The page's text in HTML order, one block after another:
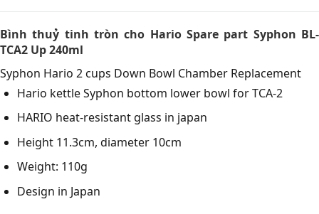
Bình thuỷ tinh tròn cho Hario Spare part Syphon BL-
TCA2 Up 240ml
Syphon Hario 2 cups Down Bowl Chamber Replacement
Hario kettle Syphon bottom lower bowl for TCA-2
HARIO heat-resistant glass in japan
Height 11.3cm, diameter 10cm
Weight: 110g
Design in Japan